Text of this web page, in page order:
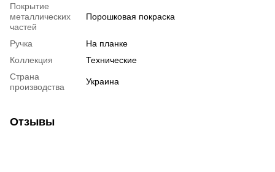
Покрытие
металлических
частей
Порошковая покраска
Ручка
На планке
Коллекция
Технические
Страна
производства
Украина
Отзывы